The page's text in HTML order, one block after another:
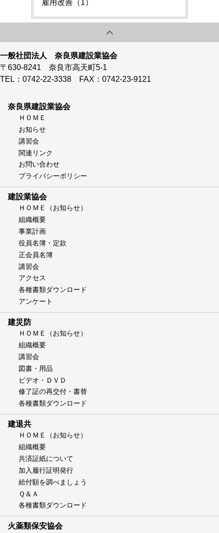
雇用改善（1）
一般社団法人 奈良県建設業協会
〒630-8241 奈良市高天町5-1
TEL：0742-22-3338 FAX：0742-23-9121
奈良県建設業協会
ＨＯＭＥ
お知らせ
講習会
関連リンク
お問い合わせ
プライバシーポリシー
建設業協会
ＨＯＭＥ（お知らせ）
組織概要
事業計画
役員名簿・定款
正会員名簿
講習会
アクセス
各種書類ダウンロード
アンケート
建災防
ＨＯＭＥ（お知らせ）
組織概要
講習会
図書・用品
ビデオ・ＤＶＤ
修了証の再交付・書替
各種書類ダウンロード
建退共
ＨＯＭＥ（お知らせ）
組織概要
共済証紙について
加入履行証明発行
給付額を調べましょう
Ｑ＆Ａ
各種書類ダウンロード
火薬類保安協会